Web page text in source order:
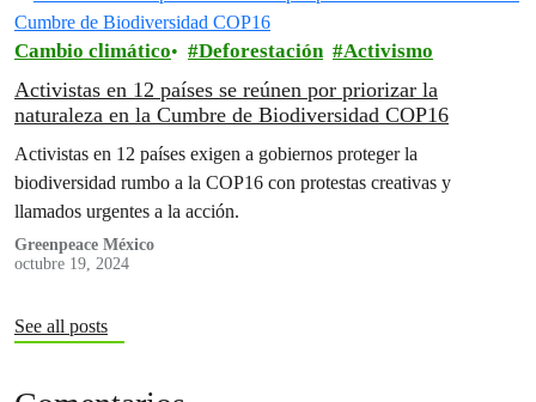
Cambio climático Deforestación Activismo
Activistas en 12 países se reúnen por priorizar la
naturaleza en la Cumbre de Biodiversidad COP16
Activistas en 12 países exigen a gobiernos proteger la
biodiversidad rumbo a la COP16 con protestas creativas y
llamados urgentes a la acción.
Greenpeace México
octubre 19, 2024
See all posts